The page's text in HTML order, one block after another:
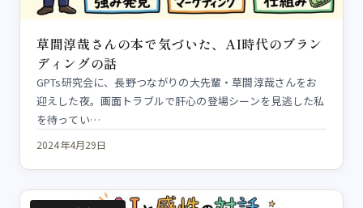
草間淳哉さんの本で気づいた、AI時代のブラン
ディングの話
GPTs研究会に、長野つながりの大先輩・草間淳哉さんをお
迎えした夜。画面トラブルで肝心の登場シーンを見逃した私
を待ってい…
2024年4月29日